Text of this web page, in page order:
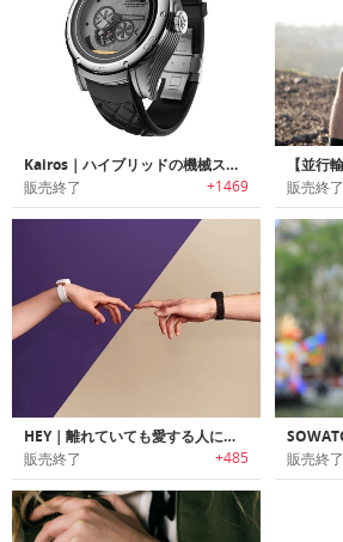
Kairos｜ハイブリッドの機械スマートウォッチ
販売終了 +1469 販売終了
HEY｜離れていても愛する人に触れられる感覚を届けられるブレスレット「ヘイ」
販売終了 +485 販売終了